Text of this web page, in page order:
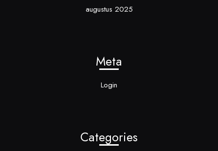
augustus 2025
Meta
Login
Categories